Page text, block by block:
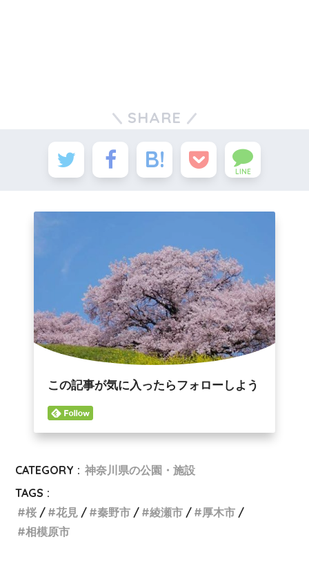
SHARE
LINE
この記事が気に入ったらフォローしよう
CATEGORY : 神奈川県の公園・施設
TAGS :
桜
花見 秦野市 綾瀬市
厚木市
相模原市